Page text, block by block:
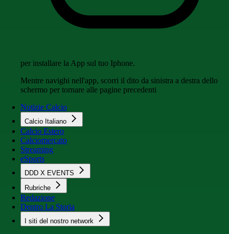
per installare la App sul tuo Iphone.
Mentre navighi nell'app, scorri il dito da sinistra a destra dello
schermo per tornare alle pagine precedenti
Notizie Calcio
Calcio Italiano
Calcio Estero
Calciomercato
Streaming
eSports
DDD X EVENTS
Rubriche
Redazione
Dentro La Storia
I siti del nostro network